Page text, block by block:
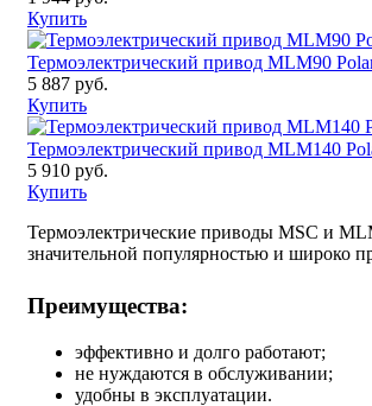
Купить
Термоэлектрический привод MLM90
5 887 руб.
Купить
Термоэлектрический привод MLM140
5 910 руб.
Купить
Термоэлектрические приводы MSC и
значительной популярностью и широко
Преимущества:
эффективно и долго работают;
не нуждаются в обслуживании;
удобны в эксплуатации.